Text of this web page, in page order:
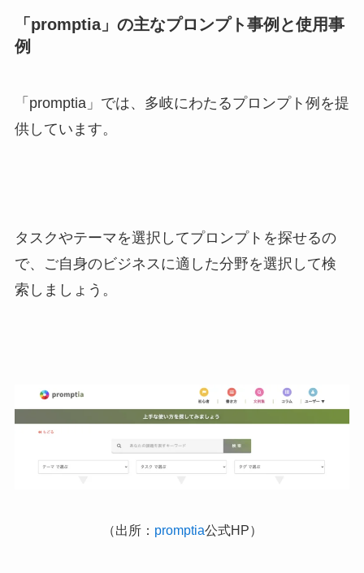
「promptia」の主なプロンプト事例と使用事
例
「promptia」では、多岐にわたるプロンプト例を提
供しています。
タスクやテーマを選択してプロンプトを探せるの
で、ご自身のビジネスに適した分野を選択して検
索しましょう。
（出所： promptia公式HP）